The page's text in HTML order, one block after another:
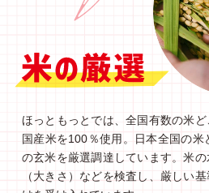
ほっともっとでは、全国有数の米
国産米を100％使用。日本全国の米
の玄米を厳選調達しています。米
（大きさ）などを検査し、厳しい